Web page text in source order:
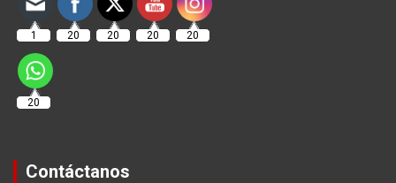
1 20 20 20 20
20
Contáctanos